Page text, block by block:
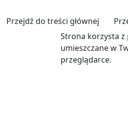
Przejdź do treści głównej
Strona korzysta
umieszczane w
przeglądarce.